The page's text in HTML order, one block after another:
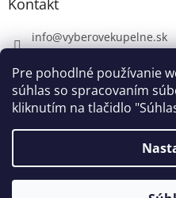
Pre pohodlné používanie
súhlas so spracovaním
kliknutím na tlačidlo
V piatok 7. 8. máme firemnú
napíšte na
info@vyberovekupelne.sk
https://